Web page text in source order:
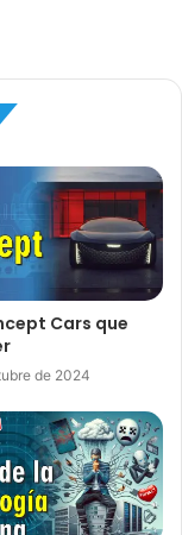
Cars que
de 2024